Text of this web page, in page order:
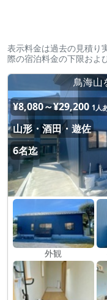
表示料金は過去の見積り
際の宿泊料金の下限およ
鳥海山
¥8,080～¥29,200 1人
山形・酒田・遊佐
6名迄
外観